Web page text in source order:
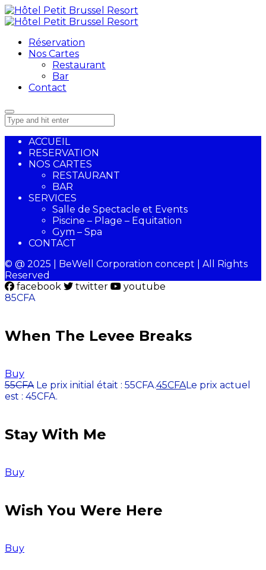
Réservation
Nos Cartes
Restaurant
Bar
Contact
ACCUEIL
RESERVATION
NOS CARTES
RESTAURANT
BAR
SERVICES
Salle de Spectacle et Events
Piscine – Plage – Equitation
Gym – Spa
CONTACT
© @ 2025 | BeWell Corporation concept | All Rights
Reserved
facebook
twitter
youtube
85CFA
When The Levee Breaks
Buy
55CFA Le prix initial était : 55CFA.45CFALe prix actuel
est : 45CFA.
Stay With Me
Buy
Wish You Were Here
Buy